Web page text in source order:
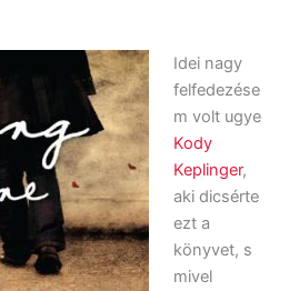
Idei nagy
felfedezése
m volt ugye
Kody
Keplinger,
aki dicsérte
ezt a
könyvet, s
mivel